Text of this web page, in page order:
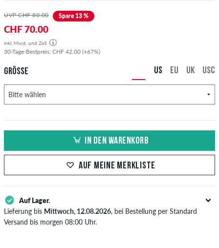
UVP CHF 80.00 Spare 13 %
CHF 70.00
inkl. Mwst. und Zoll
30-Tage-Bestpreis: CHF 42.00 (+67%)
GRÖSSE USC
UK
EU
US
IN DEN WARENKORB
AUF MEINE MERKLISTE
Auf Lager.
Lieferung bis Mittwoch, 12.08.2026, bei Bestellung per Standard
Versand bis morgen 08:00 Uhr.